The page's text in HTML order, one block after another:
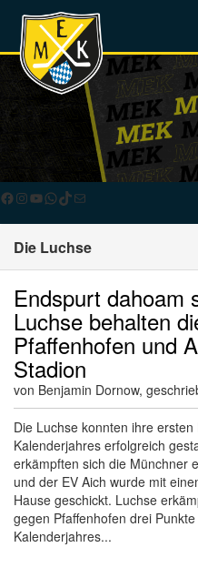
Facebook
Instagram
YouTube
WhatsApp
TikTok
E-Mail
Die Luchse
Endspurt dahoam
Luchse behalten
Pfaffenhofen und
Stadion
von Benjamin Dornow,
Die Luchse konnten ihre
Kalenderjahres erfolgreich
erkämpften sich die Münchner
und der EV Aich wurde mit
Hause geschickt. Luchse
gegen Pfaffenhofen drei
Kalenderjahres...